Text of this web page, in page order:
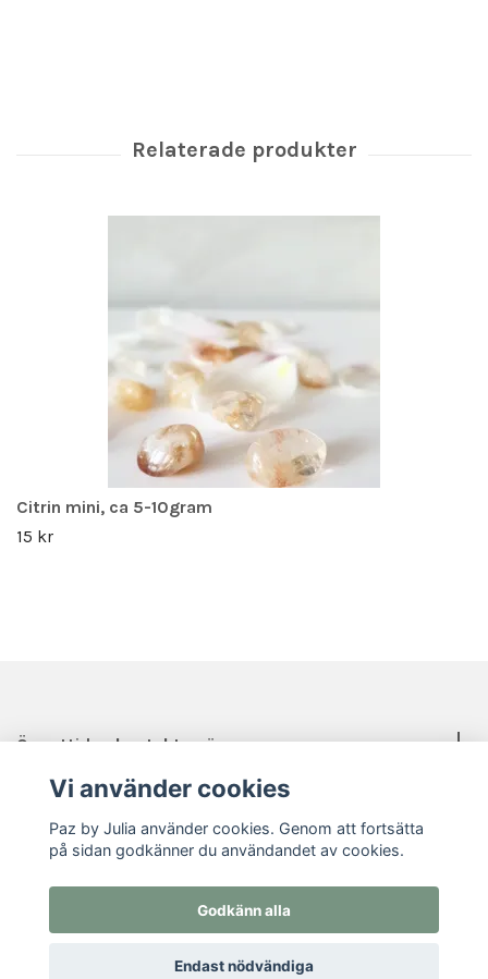
Citrin mini, ca 5-10gram
15 kr
Öppettider, kontakt, mässor mm.
© 2026 Paz by Julia
Vi använder cookies
Paz by Julia använder cookies. Genom att fortsätta
på sidan godkänner du användandet av cookies.
Godkänn alla
Endast nödvändiga